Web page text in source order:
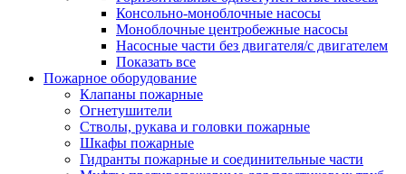
Консольно-моноблочные насосы
Моноблочные центробежные насосы
Насосные части без двигателя/с двигателем
Показать все
Пожарное оборудование
Клапаны пожарные
Огнетушители
Стволы, рукава и головки пожарные
Шкафы пожарные
Гидранты пожарные и соединительные части